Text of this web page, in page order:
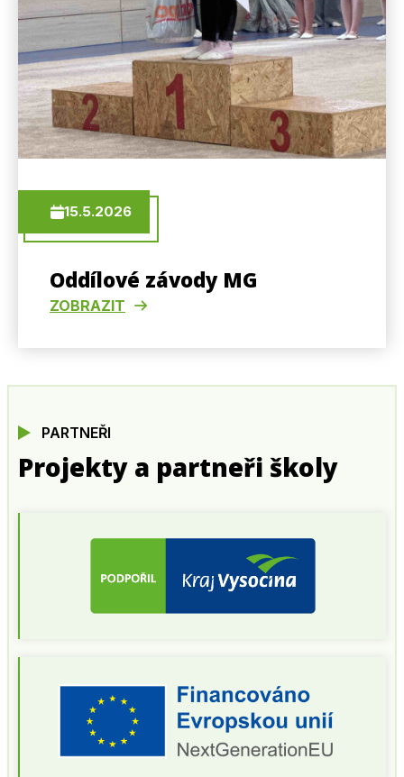
15.5.2026
Oddílové závody MG
ZOBRAZIT
PARTNEŘI
Projekty a partneři školy